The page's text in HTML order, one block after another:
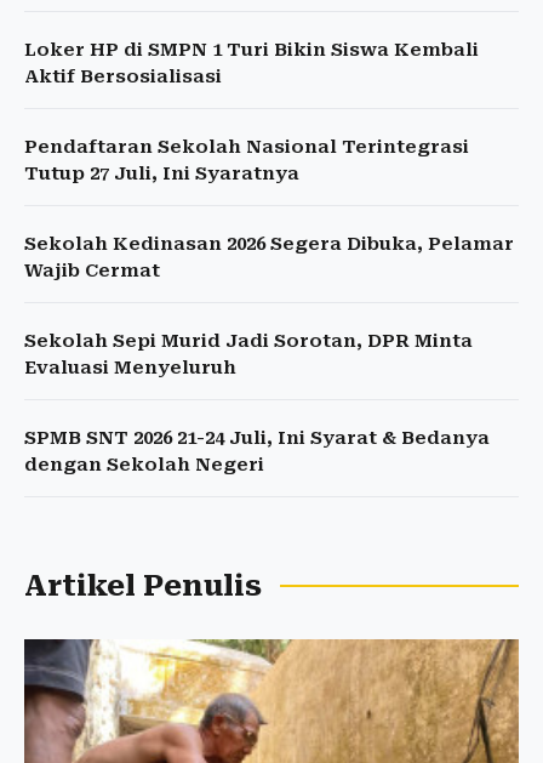
Loker HP di SMPN 1 Turi Bikin Siswa Kembali
Aktif Bersosialisasi
Pendaftaran Sekolah Nasional Terintegrasi
Tutup 27 Juli, Ini Syaratnya
Sekolah Kedinasan 2026 Segera Dibuka, Pelamar
Wajib Cermat
Sekolah Sepi Murid Jadi Sorotan, DPR Minta
Evaluasi Menyeluruh
SPMB SNT 2026 21-24 Juli, Ini Syarat & Bedanya
dengan Sekolah Negeri
Artikel Penulis